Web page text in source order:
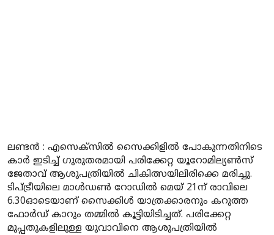
ലണ്ടൻ : എസെക്സിൽ സൈക്കിളിൽ പോകുന്നതിനിടെ
കാർ ഇടിച്ച് ഗുരുതരമായി പരിക്കേറ്റ യൂറോമില്യൺസ്
ജേതാവ് ആശുപത്രിയിൽ ചികിത്സയിലിരിക്കെ മരിച്ചു.
ടിപ്ട്രീയിലെ മാൾഡൺ റോഡിൽ മെയ് 21ന് രാവിലെ
6.30ഓടെയാണ് സൈക്കിൾ യാത്രക്കാരനും കറുത്ത
ഫോർഡ് കാറും തമ്മിൽ കൂട്ടിയിടിച്ചത്. പരിക്കേറ്റ
മുപ്പതുകളിലുള്ള യുവാവിനെ ആശുപത്രിയിൽ